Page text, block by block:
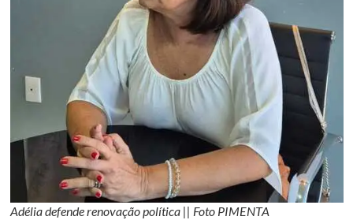
Adélia defende renovação política || Foto PIMENTA